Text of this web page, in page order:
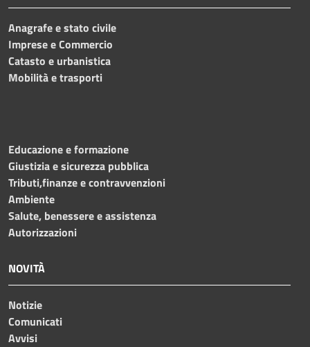
Anagrafe e stato civile
Imprese e Commercio
Catasto e urbanistica
Mobilità e trasporti
Educazione e formazione
Giustizia e sicurezza pubblica
Tributi,finanze e contravvenzioni
Ambiente
Salute, benessere e assistenza
Autorizzazioni
NOVITÀ
Notizie
Comunicati
Avvisi